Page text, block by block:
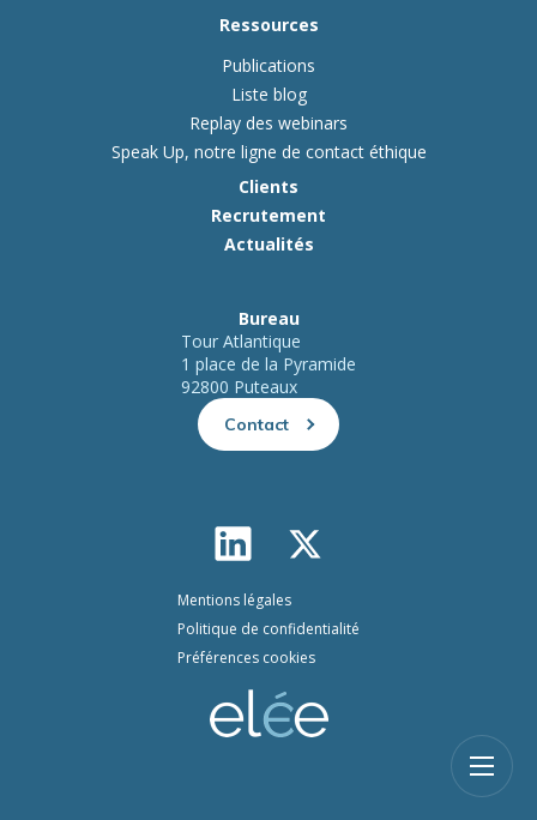
Ressources
Publications
Liste blog
Replay des webinars
Speak Up, notre ligne de contact éthique
Clients
Recrutement
Actualités
Bureau
Tour Atlantique
1 place de la Pyramide
92800 Puteaux
Contact
Mentions légales
Politique de confidentialité
Préférences cookies